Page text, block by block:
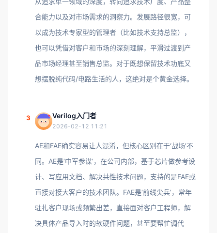
合能力以及对市场需求的洞察力。发展路径很宽，可
以成为技术专家型的管理者（比如技术支持总监），
也可以凭借对客户和市场的深刻理解，平滑过渡到产
品市场经理甚至销售总监。对于既想保留技术功底又
想摆脱纯代码/电路生活的人，这绝对是个黄金选择。
3 Verilog入门者
2026-02-12 11:21
AE和FAE确实容易让人混淆，但核心区别在于‘战场’不
同。AE是‘中军参谋’，在公司内部，基于芯片做参考设
计、写应用文档、解决共性技术问题，支持的是FAE或
直接对接大客户的技术团队。FAE是‘前线尖兵’，常年
驻扎客户现场或频繁出差，直接面对客户工程师，解
决具体产品导入时的软硬件问题，甚至要帮忙调代